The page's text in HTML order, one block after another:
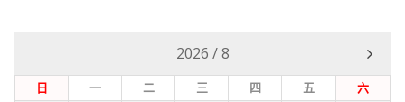
2026 /8
日 一 二 三 四 五 六